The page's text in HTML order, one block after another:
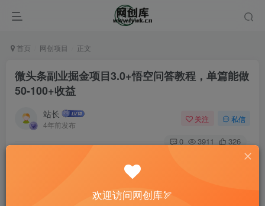
首页 网创项目 正文
微头条副业掘金项目3.0+悟空问答教程，单篇能做
50-100+收益
站长
4年前发布
关注 私信
0 3911 326
欢迎访问网创库🏹